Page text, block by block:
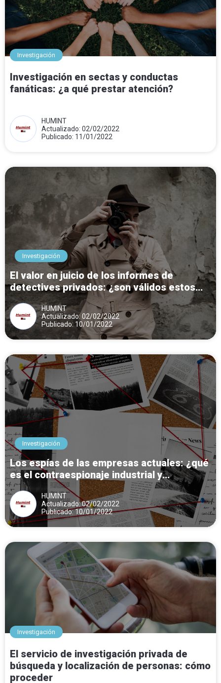
Investigación
Investigación en sectas y conductas
fanáticas: ¿a qué prestar atención?
HUMINT
Actualizado: 02/02/2022
Publicado: 11/01/2022
Investigación
El valor en juicio de los informes de
detectives privados: ¿son válidos estos
documentos?
HUMINT
Actualizado: 02/02/2022
Publicado: 10/01/2022
Investigación
Los espías de las empresas actuales: ¿qué
es el contraespionaje industrial y
comercial?
HUMINT
Actualizado: 02/02/2022
Publicado: 10/01/2022
Investigación
El servicio de investigación privada de
búsqueda y localización de personas: cómo
proceder